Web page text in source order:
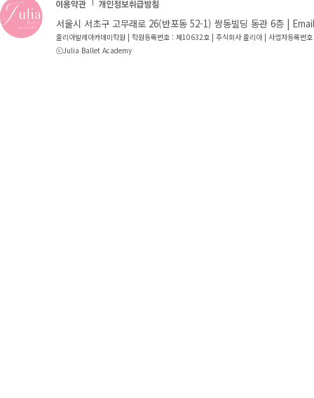
서울시 서초구 고무래로 26(반포동 52-1) 쌍동빌딩 동관 6층 |
줄리아발레아카데미학원 | 학원등록번호 : 제10632호 | 주식회사 줄리아 | 사업자등록번
ⓒJulia Ballet Academy